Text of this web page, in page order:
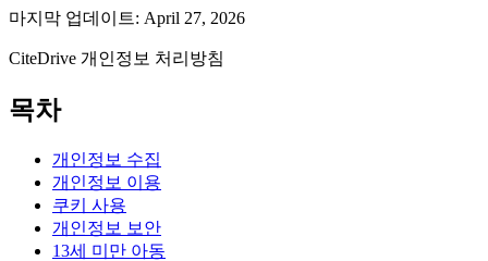
마지막 업데이트: April 27, 2026
CiteDrive 개인정보 처리방침
목차
개인정보 수집
개인정보 이용
쿠키 사용
개인정보 보안
13세 미만 아동